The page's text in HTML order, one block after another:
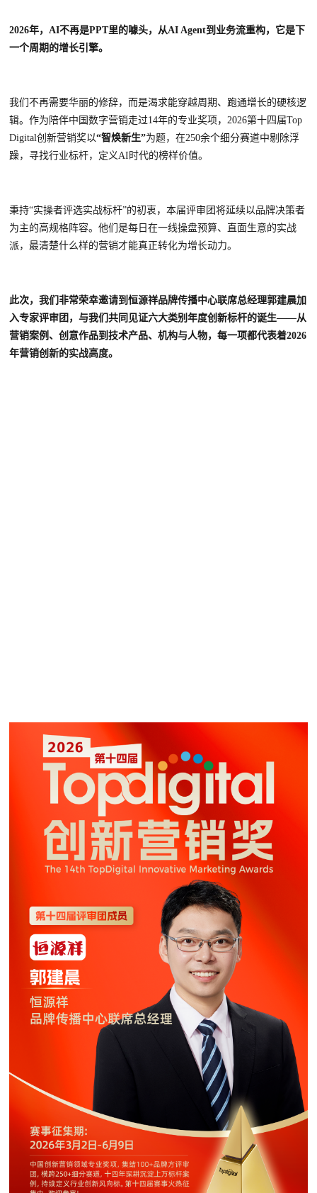
2026年，AI不再是PPT里的噱头，从AI Agent到业务流重构，它是下
一个周期的增长引擎。
我们不再需要华丽的修辞，而是渴求能穿越周期、跑通增长的硬核逻
辑。作为陪伴中国数字营销走过14年的专业奖项，2026第十四届Top
Digital创新营销奖以“智焕新生”为题，在250余个细分赛道中剔除浮
躁，寻找行业标杆，定义AI时代的榜样价值。
秉持“实操者评选实战标杆”的初衷， 本届评审团将延续以品牌决策者
为主的高规格阵容。他们是每日在一线操盘预算、直面生意的实战
派，最清楚什么样的营销才能真正转化为增长动力。
此次，我们非常荣幸邀请到 恒源祥品牌传播中心联席总经理郭建晨加
入专家评审团，与我们共同见证六大类别年度创新标杆的诞生——从
营销案例、创意作品到技术产品、机构与人物，每一项都代表着2026
年营销创新的实战高度。